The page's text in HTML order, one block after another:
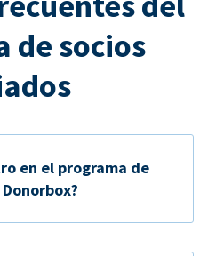
de socios
en el programa de